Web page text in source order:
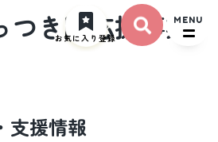
お気に入り登録
MENU
つき隊応援事業
支援情報